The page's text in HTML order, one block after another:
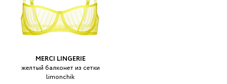
MERCI LINGERIE
желтый балконет из сетки
limonchik